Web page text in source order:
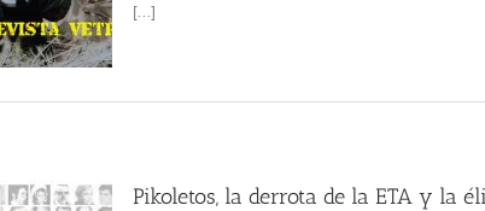
[...]
Pikoletos, la derrota de la ETA y la